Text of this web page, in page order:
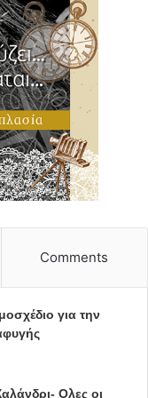
Comments
για την
Ολες οι